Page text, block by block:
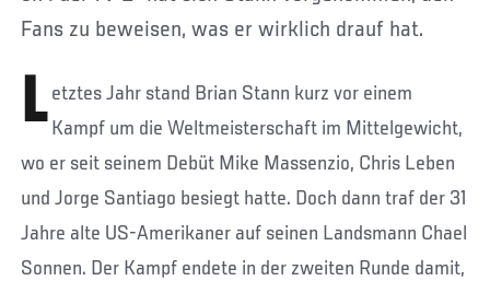
Fans zu beweisen, was er wirklich drauf hat.
L etztes Jahr stand Brian Stann kurz vor einem
Kampf um die Weltmeisterschaft im Mittelgewicht,
wo er seit seinem Debüt Mike Massenzio, Chris Leben
und Jorge Santiago besiegt hatte. Doch dann traf der 31
Jahre alte US-Amerikaner auf seinen Landsmann Chael
Sonnen. Der Kampf endete in der zweiten Runde damit,